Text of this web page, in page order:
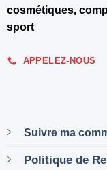
cosmétiques,
sport
APPELEZ-NOUS
Suivre ma
Politique de